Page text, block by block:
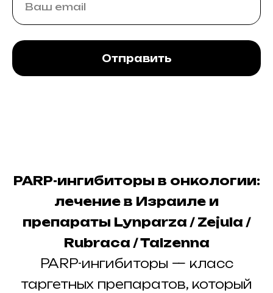
Отправить
PARP-ингибиторы в онкологии:
лечение в Израиле и
препараты Lynparza / Zejula /
Rubraca / Talzenna
PARP-ингибиторы — класс
таргетных препаратов, который